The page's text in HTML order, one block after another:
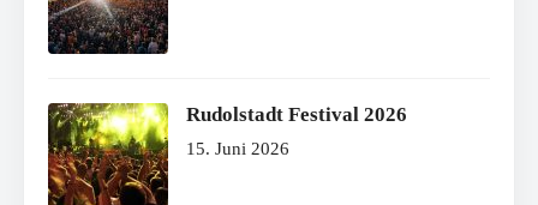
Rudolstadt Festival 2026
15. Juni 2026